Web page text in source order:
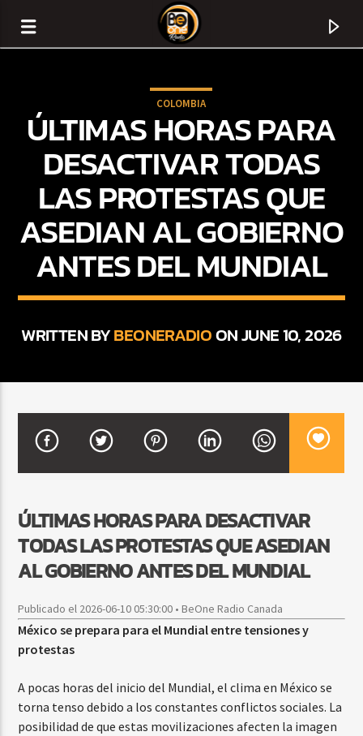
TITLE
CURRENT SHOW
VIBRAS TROPICALES
2:00 AM 4:00 AM
Beone Radio
COLOMBIA
ÚLTIMAS HORAS PARA
DESACTIVAR TODAS
LAS PROTESTAS QUE
ASEDIAN AL GOBIERNO
ANTES DEL MUNDIAL
WRITTEN BYBEONERADIOON JUNE 10, 2026
ÚLTIMAS HORAS PARA DESACTIVAR
TODAS LAS PROTESTAS QUE ASEDIAN
AL GOBIERNO ANTES DEL MUNDIAL
Publicado el 2026-06-10 05:30:00 • BeOne Radio Canada
México se prepara para el Mundial entre tensiones y
protestas
A pocas horas del inicio del Mundial, el clima en México se
torna tenso debido a los constantes conflictos sociales. La
posibilidad de que estas movilizaciones afecten la imagen